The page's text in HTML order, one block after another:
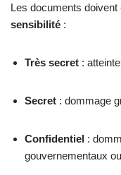
Les documents
sensibilité :
Très secret :
Secret : dommage
Confidentiel :
gouvernementaux